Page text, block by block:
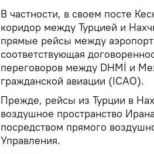
В частности, в своем посте
коридор между Турцией и
прямые рейсы между
соответствующая
переговоров между DHMİ и
гражданской авиации (ICAO).
Прежде, рейсы из Турции в
воздушное пространство
посредством прямого
Управления.